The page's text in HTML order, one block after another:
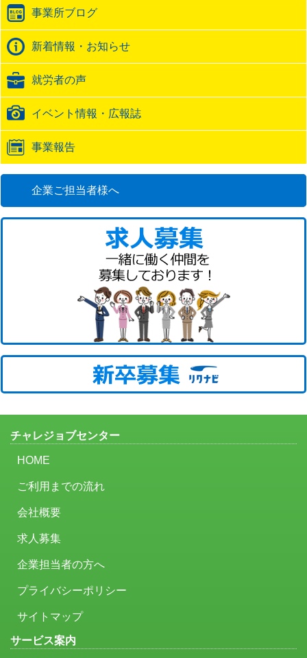
事業所ブログ
新着情報・お知らせ
就労者の声
イベント情報・広報誌
事業報告
企業ご担当者様へ
チャレジョブセンター
HOME
ご利用までの流れ
会社概要
求人募集
企業担当者の方へ
プライバシーポリシー
サイトマップ
サービス案内